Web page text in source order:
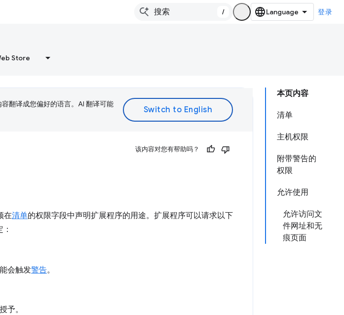
/ 登录
Store
本页内容
清单
主机权限
附带警告的
权限
允许使用
允许访问文
件网址和无
痕页面
翻译成您偏好的语言。AI 翻译可能
该内容对您有帮助吗？
在清单的权限字段中声明扩展程序的用途。扩展程序可以请求以下
会触发警告。
予。